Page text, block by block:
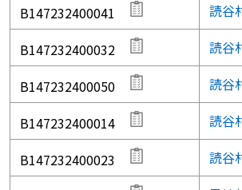
B147232400041 読谷
B147232400032 読谷
B147232400050 読谷
B147232400014 読谷
B147232400023 読谷